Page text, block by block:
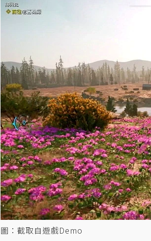
圖：截取自遊戲Demo